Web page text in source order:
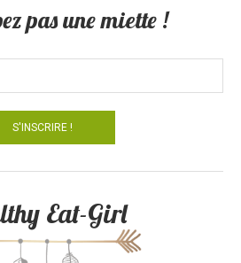
pas une miette !
Eat-Girl